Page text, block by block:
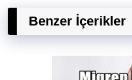
Benzer İçerikler